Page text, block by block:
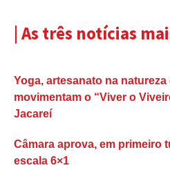
| As três notícias
Yoga, artesanato na
movimentam o “Viver o
Jacareí
Câmara aprova, em primeiro
escala 6×1